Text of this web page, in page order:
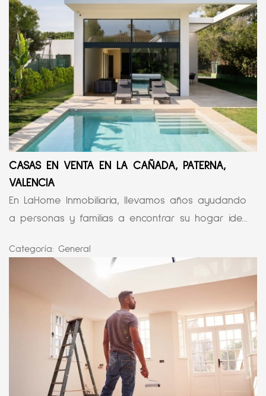
CASAS EN VENTA EN LA CAÑADA, PATERNA,
VALENCIA
En LaHome Inmobiliaria, llevamos años ayudando
a personas y familias a encontrar su hogar ide...
Categoría: General